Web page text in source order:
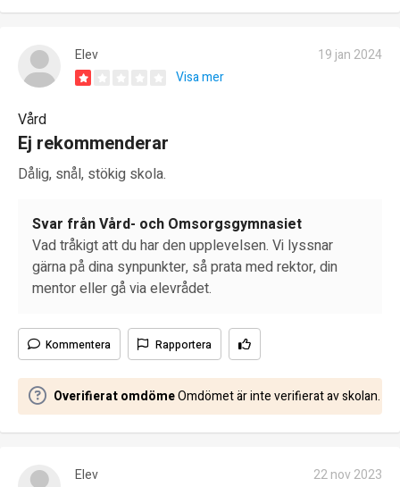
Elev
19 jan 2024
Visa mer
Vård
Ej rekommenderar
Dålig, snål, stökig skola.
Svar från Vård- och Omsorgsgymnasiet
Vad tråkigt att du har den upplevelsen. Vi lyssnar
gärna på dina synpunkter, så prata med rektor, din
mentor eller gå via elevrådet.
Kommentera Rapportera
Overifierat omdömeOmdömet är inte verifierat av skolan.
Elev
22 nov 2023